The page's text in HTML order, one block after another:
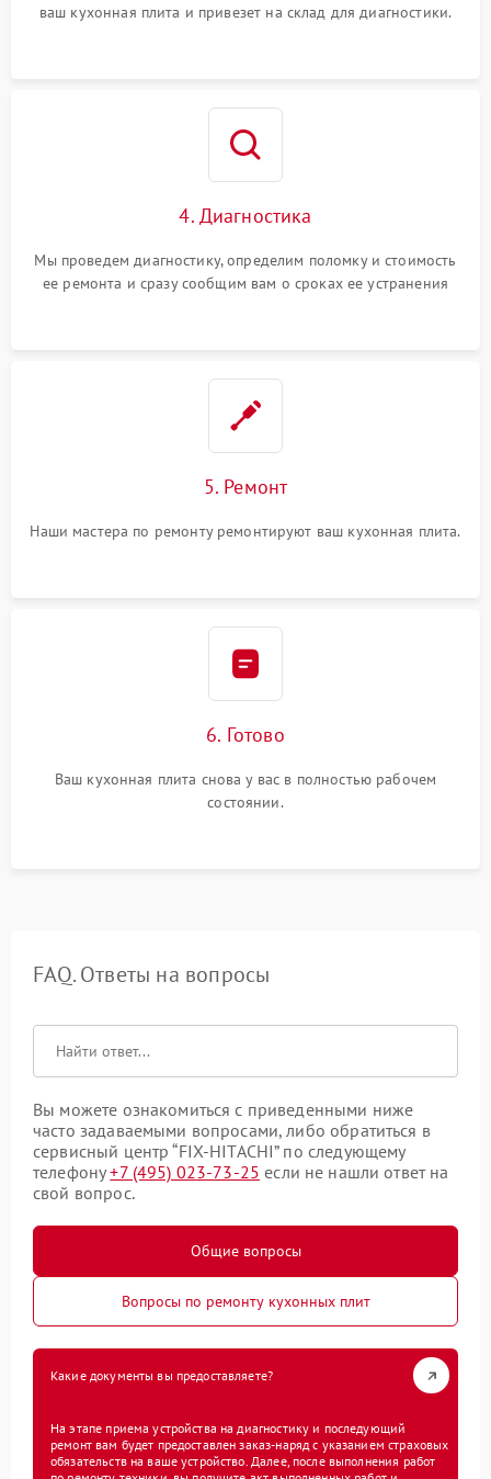
ваш кухонная плита и привезет на склад для диагностики.
4. Диагностика
Мы проведем диагностику, определим поломку и стоимость
ее ремонта и сразу сообщим вам о сроках ее устранения
5. Ремонт
Наши мастера по ремонту ремонтируют ваш кухонная плита.
6. Готово
Ваш кухонная плита снова у вас в полностью рабочем
состоянии.
FAQ. Ответы на вопросы
Вы можете ознакомиться с приведенными ниже
часто задаваемыми вопросами, либо обратиться в
сервисный центр “FIX-HITACHI” по следующему
телефону+7 (495) 023-73-25 если не нашли ответ на
свой вопрос.
Общие вопросы
Вопросы по ремонту кухонных плит
Какие документы вы предоставляете?
На этапе приема устройства на диагностику и последующий
ремонт вам будет предоставлен заказ-наряд с указанием страховых
обязательств на ваше устройство. Далее, после выполнения работ